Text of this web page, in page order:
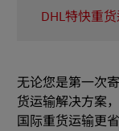
而有所不同
业的清关支
DHL特快重
设备零件、
钻井工具等
无论您是第一次
货运输解决方案
国际重货运输更